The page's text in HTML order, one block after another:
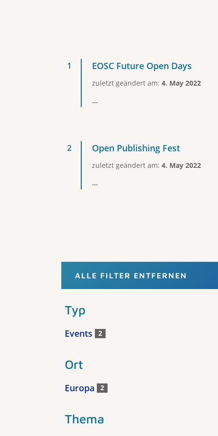
EOSC Future Open Days
zuletzt geändert am: 4. May 2022
...
Open Publishing Fest
zuletzt geändert am: 4. May 2022
...
ALLE FILTER ENTFERNEN
Typ
Events 2
Ort
Europa 2
Thema